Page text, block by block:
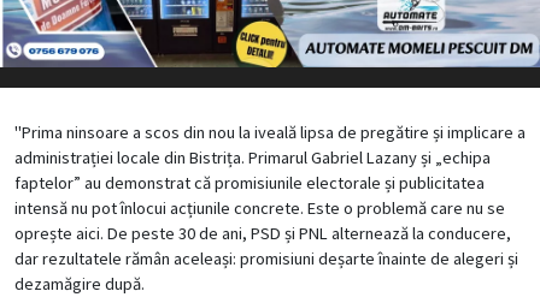
"Prima ninsoare a scos din nou la iveală lipsa de pregătire și implicare a
administrației locale din Bistrița. Primarul Gabriel Lazany și „echipa
faptelor” au demonstrat că promisiunile electorale și publicitatea
intensă nu pot înlocui acțiunile concrete. Este o problemă care nu se
oprește aici. De peste 30 de ani, PSD și PNL alternează la conducere,
dar rezultatele rămân aceleași: promisiuni deșarte înainte de alegeri și
dezamăgire după.